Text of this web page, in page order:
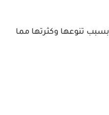
تنوعها وكثرتها مما